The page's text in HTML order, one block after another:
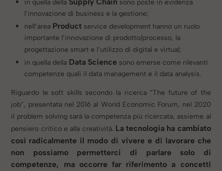
in quella della sono poste in evidenza
l’innovazione di business e la gestione;
nell’area Product service development hanno un ruolo
importante l’innovazione di prodotto/processo, la
progettazione smart e l’utilizzo di digital e virtual;
in quella della Data Science sono emerse come rilevanti
competenze quali il data management e il data analysis.
Riguardo le soft skills secondo la ricerca “The future of the
job”, presentata nel 2016 al World Economic Forum, nel 2020
il problem solving sarà la competenza più ricercata, assieme al
pensiero critico e alla creatività. La tecnologia ha cambiato
così radicalmente il modo di vivere e di lavorare che
non possiamo permetterci di parlare solo di
competenze, ma occorre far riferimento a concetti